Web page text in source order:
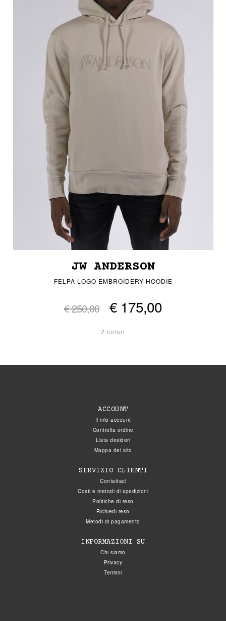
JW ANDERSON
FELPA LOGO EMBROIDERY HOODIE
€ 250,00 € 175,00
2 colori
ACCOUNT
Il mio account
Controlla ordine
Lista desideri
Mappa del sito
SERVIZIO CLIENTI
Contattaci
Costi e metodi di spedizioni
Politiche di reso
Richiedi reso
Metodi di pagamento
INFORMAZIONI SU
Chi siamo
Privacy
Termini